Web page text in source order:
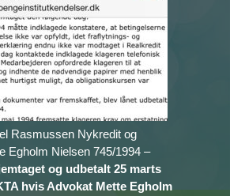
Rasmussen Nykredit og
Egholm Nielsen 745/1994 –
og udbetalt 25 marts
hvis Advokat Mette Egholm